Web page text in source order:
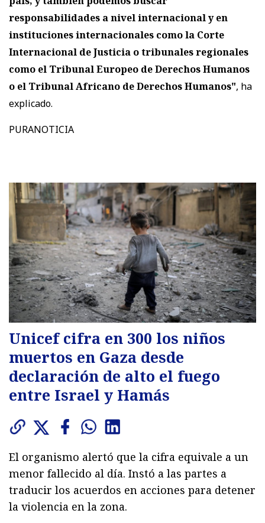
responsabilidades a nivel internacional y en
instituciones internacionales como la Corte
Internacional de Justicia o tribunales regionales
como el Tribunal Europeo de Derechos Humanos
o el Tribunal Africano de Derechos Humanos", ha
explicado.
PURANOTICIA
Unicef cifra en 300 los niños
muertos en Gaza desde
declaración de alto el fuego
entre Israel y Hamás
El organismo alertó que la cifra equivale a un
menor fallecido al día. Instó a las partes a
traducir los acuerdos en acciones para detener
la violencia en la zona.